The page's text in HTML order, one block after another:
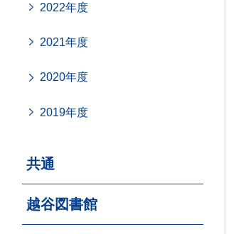
2022年度
2021年度
2020年度
2019年度
共通
越谷図書館